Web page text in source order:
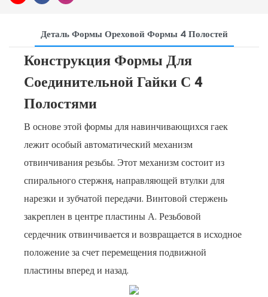
Деталь Формы Ореховой Формы 4 Полостей
Конструкция Формы Для
Соединительной Гайки С 4
Полостями
В основе этой формы для навинчивающихся гаек
лежит особый автоматический механизм
отвинчивания резьбы. Этот механизм состоит из
спирального стержня, направляющей втулки для
нарезки и зубчатой ​​передачи. Винтовой стержень
закреплен в центре пластины А. Резьбовой
сердечник отвинчивается и возвращается в исходное
положение за счет перемещения подвижной
пластины вперед и назад.